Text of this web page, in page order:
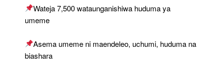
Wateja 7,500 wataunganishiwa huduma ya
umeme
Asema umeme ni maendeleo, uchumi, huduma na
biashara